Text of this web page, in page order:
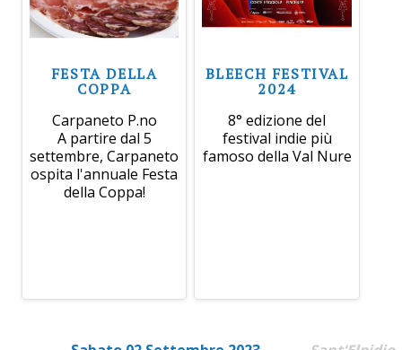
FESTA DELLA
COPPA
Carpaneto P.no
A partire dal 5
settembre, Carpaneto
ospita l'annuale Festa
della Coppa!
BLEECH FESTIVAL
2024
8° edizione del
festival indie più
famoso della Val Nure